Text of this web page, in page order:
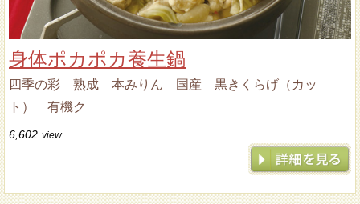
身体ポカポカ養生鍋
四季の彩 熟成 本みりん 国産 黒きくらげ（カッ
ト） 有機ク
6,602 view